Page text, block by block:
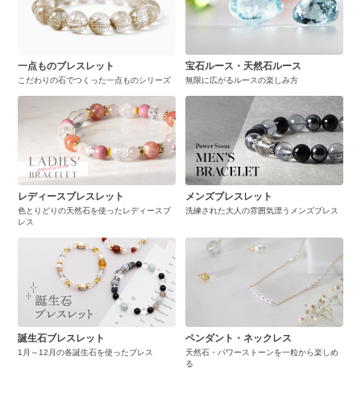
一点ものブレスレット
こだわりの石でつくった一点ものシリーズ
宝石ルース・天然石ルース
無限に広がるルースの楽しみ方
レディースブレスレット
色とりどりの天然石を使ったレディースブ
レス
メンズブレスレット
洗練された大人の雰囲気漂うメンズブレス
誕生石ブレスレット
1月～12月の各誕生石を使ったブレス
ペンダント・ネックレス
天然石・パワーストーンを一粒から楽しめ
る